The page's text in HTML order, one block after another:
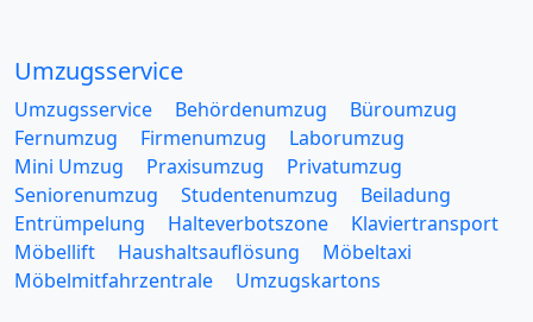
Umzugsservice
Umzugsservice Behördenumzug
Büroumzug
Fernumzug
Firmenumzug
Laborumzug
Mini Umzug
Praxisumzug
Privatumzug
Seniorenumzug
Studentenumzug
Beiladung
Entrümpelung
Halteverbotszone
Klaviertransport
Möbellift
Haushaltsauflösung
Möbeltaxi
Möbelmitfahrzentrale
Umzugskartons